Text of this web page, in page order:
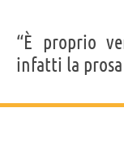
“È proprio
infatti la